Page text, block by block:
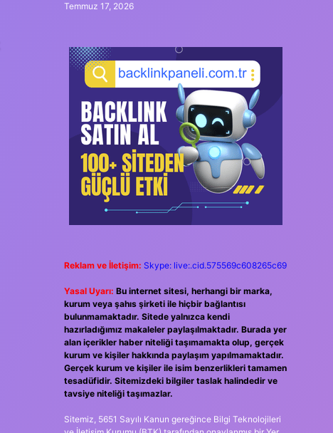
Temmuz 17, 2026
Reklam ve İletişim: Skype: live:.cid.575569c608265c69
Yasal Uyarı: Bu internet sitesi, herhangi bir marka,
kurum veya şahıs şirketi ile hiçbir bağlantısı
bulunmamaktadır. Sitede yalnızca kendi
hazırladığımız makaleler paylaşılmaktadır. Burada yer
alan içerikler haber niteliği taşımamakta olup, gerçek
kurum ve kişiler hakkında paylaşım yapılmamaktadır.
Gerçek kurum ve kişiler ile isim benzerlikleri tamamen
tesadüfidir. Sitemizdeki bilgiler taslak halindedir ve
tavsiye niteliği taşımazlar.
Sitemiz, 5651 Sayılı Kanun gereğince Bilgi Teknolojileri